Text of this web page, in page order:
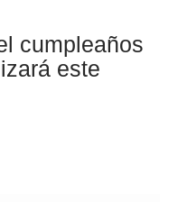
cumpleaños
este